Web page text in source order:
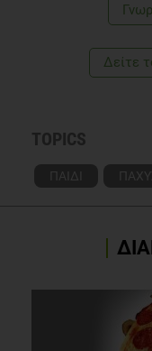
National
A.H.A. Shape of the
education in theΔείτε
TOPICS
ΠΑΙΔΙ